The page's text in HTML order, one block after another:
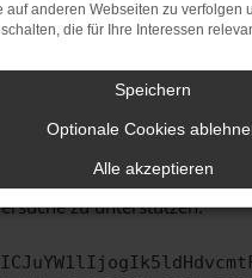
dass bestimmte
werden.
dich an den
du alle oben genannten
kontaktiere uns bitte. Wir
diesen Text schicken, um uns
zu unterstützen:
auf anderen Webseiten zu verfolgen
die für Ihre Interessen
Speichern
Optionale Cookies
Alle akzeptieren